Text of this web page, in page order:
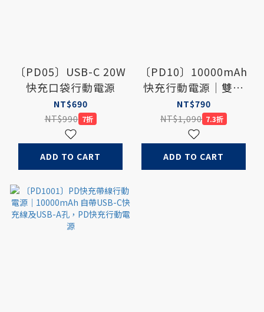
〔PD05〕USB-C 20W
快充口袋行動電源
NT$690
NT$990 7折
ADD TO CART
〔PD10〕10000mAh
快充行動電源｜雙向
USB-C輸出/輸入，雙
孔輸出，單孔輸出
20W大電流
NT$790
NT$1,090 7.3折
ADD TO CART